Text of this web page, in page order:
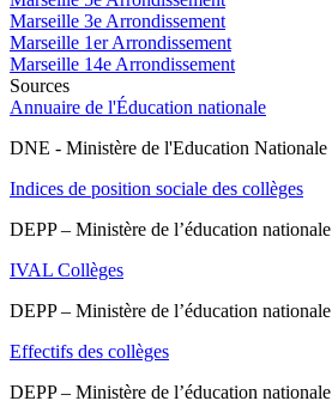
Marseille 3e Arrondissement
Marseille 1er Arrondissement
Marseille 14e Arrondissement
Sources
Annuaire de l'Éducation nationale
DNE - Ministère de l'Education Nationale
Indices de position sociale des collèges
DEPP – Ministère de l’éducation nationale
IVAL Collèges
DEPP – Ministère de l’éducation nationale
Effectifs des collèges
DEPP – Ministère de l’éducation nationale